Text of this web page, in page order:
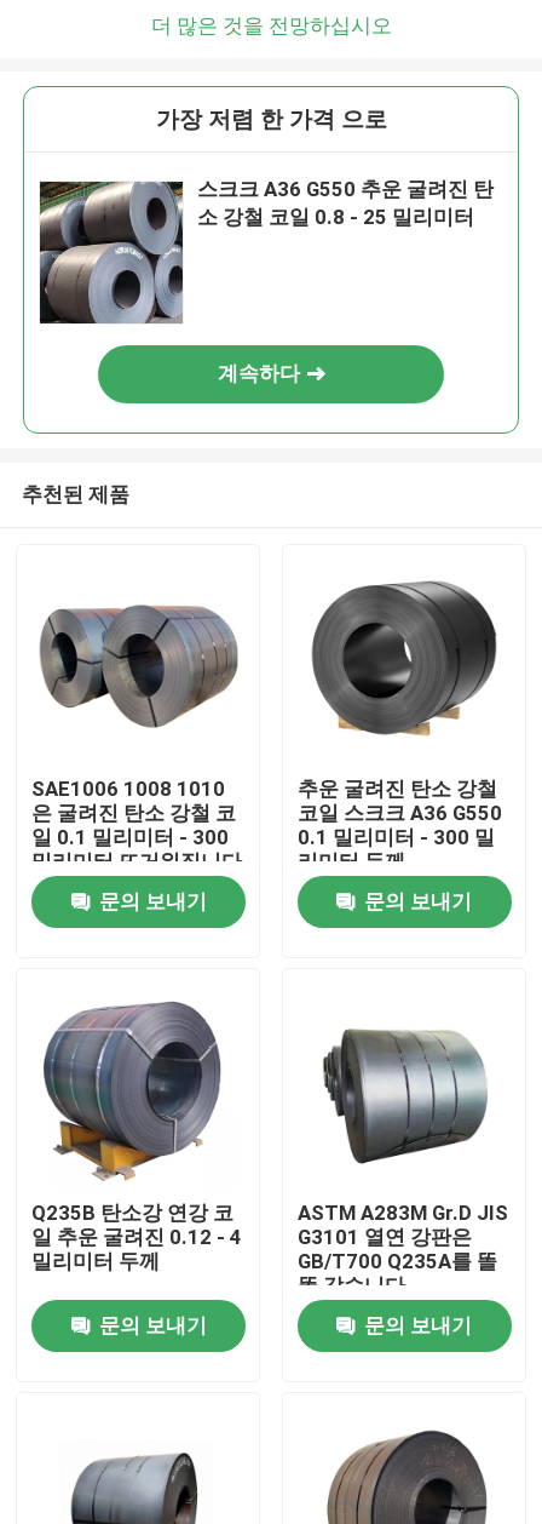
집
제품
공장 여행
품질 관리
연락주세요
보일러 가열로 부분
탄소강판
더 많은 것을 전망하십시오
가장 저렴 한 가격 으로
스크크 A36 G550 추운 굴려진 탄
소 강철 코일 0.8 - 25 밀리미터
계속하다
추천된 제품
SAE1006 1008 1010
은 굴려진 탄소 강철 코
일 0.1 밀리미터 - 300
밀리미터 뜨거워집니다
문의 보내기
추운 굴려진 탄소 강철
코일 스크크 A36 G550
0.1 밀리미터 - 300 밀
리미터 두께
문의 보내기
Q235B 탄소강 연강 코
일 추운 굴려진 0.12 - 4
밀리미터 두께
문의 보내기
ASTM A283M Gr.D JIS
G3101 열연 강판은
GB/T700 Q235A를 똘
똘 감습니다
문의 보내기